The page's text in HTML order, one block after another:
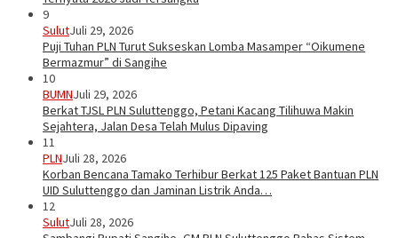
9
SulutJuli 29, 2026
Puji Tuhan PLN Turut Sukseskan Lomba Masamper “Oikumene
Bermazmur” di Sangihe
10
BUMNJuli 29, 2026
Berkat TJSL PLN Suluttenggo, Petani Kacang Tilihuwa Makin
Sejahtera, Jalan Desa Telah Mulus Dipaving
11
PLNJuli 28, 2026
Korban Bencana Tamako Terhibur Berkat 125 Paket Bantuan PLN
UID Suluttenggo dan Jaminan Listrik Anda…
12
SulutJuli 28, 2026